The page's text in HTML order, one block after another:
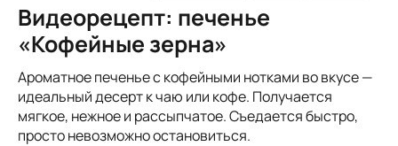
Видеорецепт: печенье
«Кофейные зерна»
Ароматное печенье с кофейными нотками во вкусе —
идеальный десерт к чаю или кофе. Получается
мягкое, нежное и рассыпчатое. Съедается быстро,
просто невозможно остановиться.